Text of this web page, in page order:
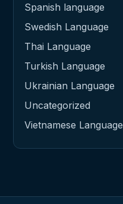
Spanish language
Swedish Language
Thai Language
Turkish Language
Ukrainian Language
Uncategorized
Vietnamese Language